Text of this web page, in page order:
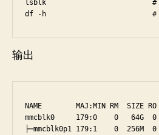
lsblk                         # 查看
df -h                         # 查看
输出
NAME        MAJ:MIN RM  SIZE RO
mmcblk0     179:0    0   64G
├─mmcblk0p1 179:1    0  256M